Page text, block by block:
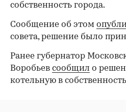
собственность города.
Сообщение об этом
совета, решение было
Ранее губернатор
Воробьев сообщил о
котельную в